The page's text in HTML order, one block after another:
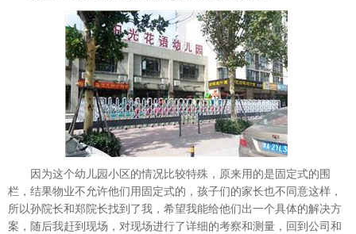
因为这个幼儿园小区的情况比较特殊，原来用的是固定式的围
栏，结果物业不允许他们用固定式的，孩子们的家长也不同意这样，
所以孙院长和郑院长找到了我，希望我能给他们出一个具体的解决方
案，随后我赶到现场，对现场进行了详细的考察和测量，回到公司和